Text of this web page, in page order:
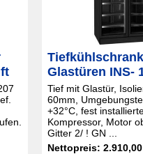
Glastüren INS-
Tief mit Glastür,
60mm,
+32°C, fest
Kompressor, Motor
Gitter 2/ ! GN ...
Nettopreis: 2.910,00